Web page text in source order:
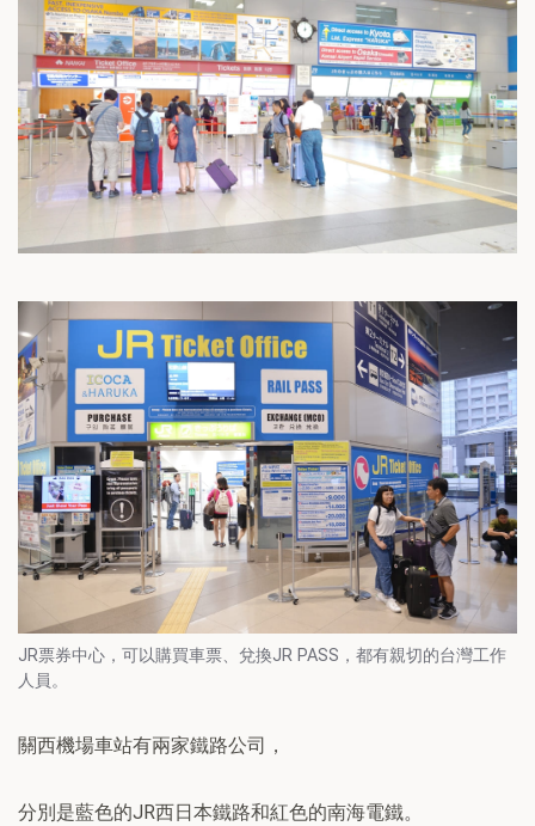
JR票券中心，可以購買車票、兌換JR PASS，都有親切的台灣工作
人員。
關西機場車站有兩家鐵路公司，
分別是藍色的JR西日本鐵路和紅色的南海電鐵。